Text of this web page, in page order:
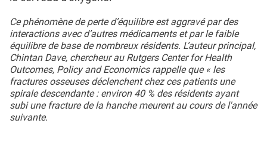
Ce phénomène de perte d’équilibre est aggravé par des
interactions avec d’autres médicaments et par le faible
équilibre de base de nombreux résidents. L’auteur principal,
Chintan Dave, chercheur au Rutgers Center for Health
Outcomes, Policy and Economics rappelle que « les
fractures osseuses déclenchent chez ces patients une
spirale descendante : environ 40 % des résidents ayant
subi une fracture de la hanche meurent au cours de l'année
suivante.